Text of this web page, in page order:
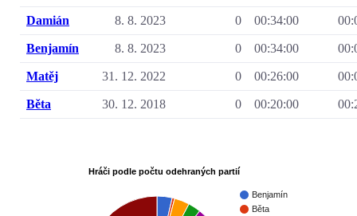
Damián 8. 8. 2023 0 00:34:00
Benjamín 8. 8. 2023 0 00:34:00
Matěj 31. 12. 2022 0 00:26:00
Běta 30. 12. 2018 0 00:20:00
Hráči podle počtu odehraných partií
Benjamín
Běta